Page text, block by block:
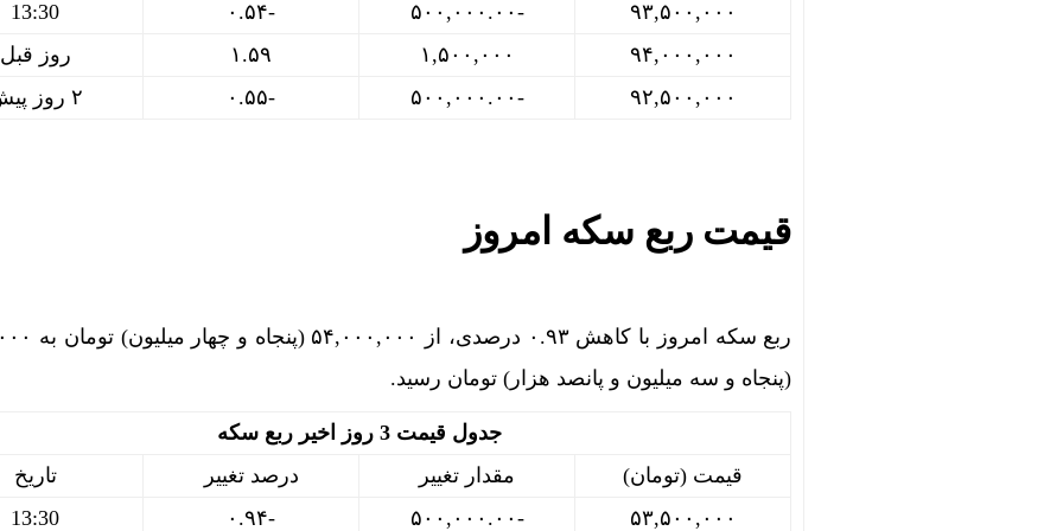
۹۳,۵۰۰,۰۰۰
-۵۰۰,۰۰۰.۰۰ -۰.۵۴
13:30
۹۴,۰۰۰,۰۰۰
۱,۵۰۰,۰۰۰ ۱.۵۹
روز قبل
۹۲,۵۰۰,۰۰۰
-۵۰۰,۰۰۰.۰۰ -۰.۵۵ ۲ روز پیش
قیمت ربع سکه امروز
ربع سکه امروز با
(پنجاه و سه میلیون و پانصد هزار) تومان رسید.
جدول قیمت 3 روز اخیر ربع سکه
قیمت (تومان)
مقدار تغییر درصد تغییر
تاریخ
۵۳,۵۰۰,۰۰۰
-۵۰۰,۰۰۰.۰۰ -۰.۹۴ 13:30